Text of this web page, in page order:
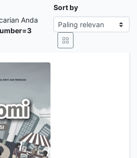
Anda
Sort by